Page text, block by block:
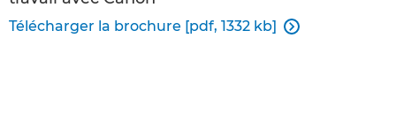
Télécharger la brochure [pdf, 1332 kb] 